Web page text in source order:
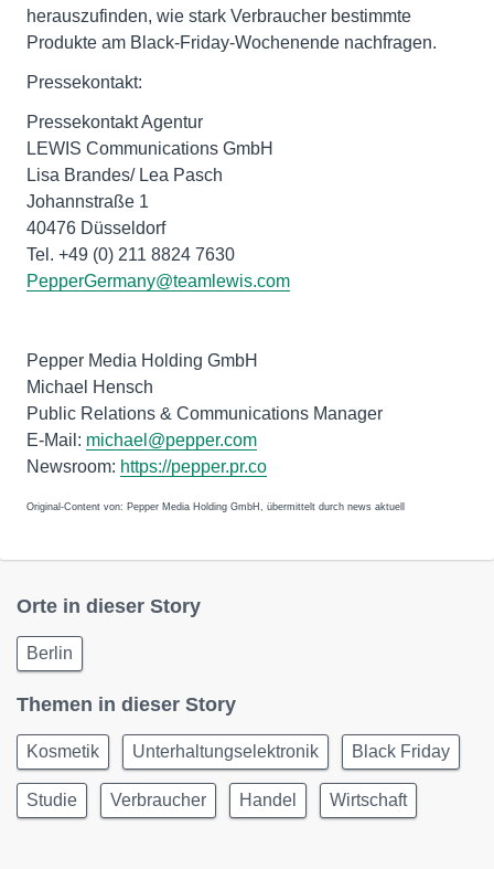
herauszufinden, wie stark Verbraucher bestimmte
Produkte am Black-Friday-Wochenende nachfragen.
Pressekontakt:
Pressekontakt Agentur
LEWIS Communications GmbH
Lisa Brandes/ Lea Pasch
Johannstraße 1
40476 Düsseldorf
Tel. +49 (0) 211 8824 7630
PepperGermany@teamlewis.com
Pepper Media Holding GmbH
Michael Hensch
Public Relations & Communications Manager
E-Mail: michael@pepper.com
Newsroom: https://pepper.pr.co
Original-Content von: Pepper Media Holding GmbH, übermittelt durch news aktuell
Orte in dieser Story
Berlin
Themen in dieser Story
Kosmetik Unterhaltungselektronik Black Friday
Studie Verbraucher Handel Wirtschaft